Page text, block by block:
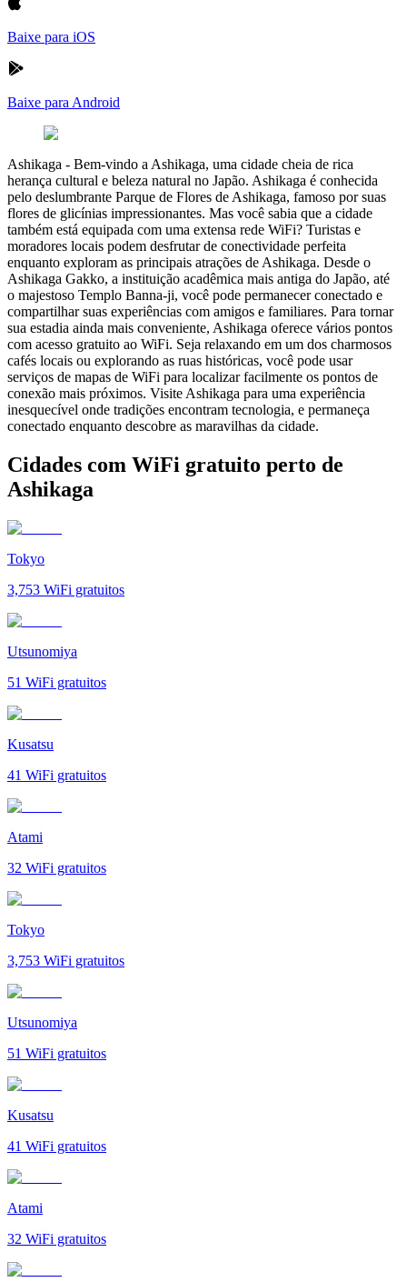
Baixe para iOS
Baixe para Android
Ashikaga - Bem-vindo a Ashikaga, uma cidade cheia de rica
herança cultural e beleza natural no Japão. Ashikaga é conhecida
pelo deslumbrante Parque de Flores de Ashikaga, famoso por suas
flores de glicínias impressionantes. Mas você sabia que a cidade
também está equipada com uma extensa rede WiFi? Turistas e
moradores locais podem desfrutar de conectividade perfeita
enquanto exploram as principais atrações de Ashikaga. Desde o
Ashikaga Gakko, a instituição acadêmica mais antiga do Japão, até
o majestoso Templo Banna-ji, você pode permanecer conectado e
compartilhar suas experiências com amigos e familiares. Para tornar
sua estadia ainda mais conveniente, Ashikaga oferece vários pontos
com acesso gratuito ao WiFi. Seja relaxando em um dos charmosos
cafés locais ou explorando as ruas históricas, você pode usar
serviços de mapas de WiFi para localizar facilmente os pontos de
conexão mais próximos. Visite Ashikaga para uma experiência
inesquecível onde tradições encontram tecnologia, e permaneça
conectado enquanto descobre as maravilhas da cidade.
Cidades com WiFi gratuito perto de
Ashikaga
Tokyo
3,753 WiFi gratuitos
Utsunomiya
51 WiFi gratuitos
Kusatsu
41 WiFi gratuitos
Atami
32 WiFi gratuitos
Tokyo
3,753 WiFi gratuitos
Utsunomiya
51 WiFi gratuitos
Kusatsu
41 WiFi gratuitos
Atami
32 WiFi gratuitos